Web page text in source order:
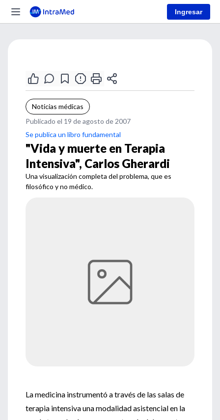
Ingresar
Noticias médicas
Publicado el 19 de agosto de 2007
Se publica un libro fundamental
"Vida y muerte en Terapia
Intensiva", Carlos Gherardi
Una visualización completa del problema, que es
filosófico y no médico.
La medicina instrumentó a través de las salas de
terapia intensiva una modalidad asistencial en la